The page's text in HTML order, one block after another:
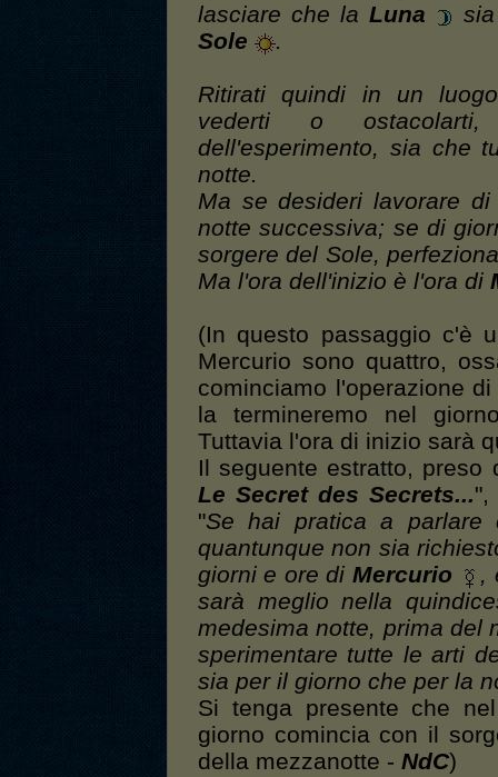
lasciare che la Luna
Sole
.
Ritirati quindi in un
vederti o
dell'esperimento, sia che
notte.
Ma se desideri lavorare
notte successiva; se di
sorgere del Sole,
Ma l'ora dell'inizio è l'ora di
(In questo passaggio c'è
Mercurio sono quattro,
cominciamo l'operazione
la termineremo nel
Tuttavia l'ora di inizio sarà
Il seguente estratto, preso
Le Secret des Secrets...",
"Se hai pratica a
quantunque non sia
giorni e ore di Mercurio
,
sarà meglio nella
medesima notte, prima del
sperimentare tutte le arti
sia per il giorno che per la
Si tenga presente che
giorno comincia con il
della mezzanotte - NdC)